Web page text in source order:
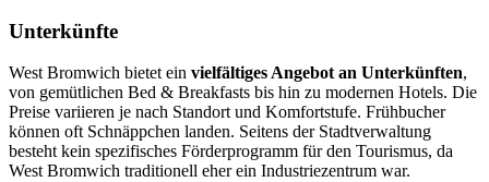
Unterkünfte
West Bromwich bietet ein vielfältiges Angebot an Unterkünften,
von gemütlichen Bed & Breakfasts bis hin zu modernen Hotels. Die
Preise variieren je nach Standort und Komfortstufe. Frühbucher
können oft Schnäppchen landen. Seitens der Stadtverwaltung
besteht kein spezifisches Förderprogramm für den Tourismus, da
West Bromwich traditionell eher ein Industriezentrum war.